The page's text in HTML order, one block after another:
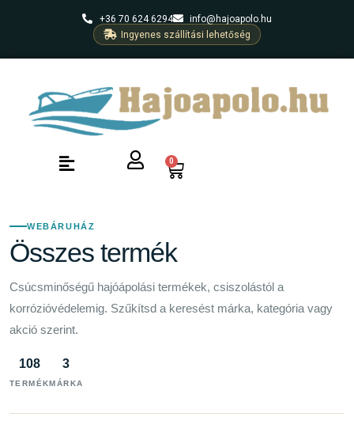
+36 70 624 6294
info@hajoapolo.hu
Ingyenes szállítási lehetőség
0
WEBÁRUHÁZ
Összes termék
Csúcsminőségű hajóápolási termékek, csiszolástól a
korrózióvédelemig. Szűkítsd a keresést márka, kategória vagy
akció szerint.
108
TERMÉK
3
MÁRKA